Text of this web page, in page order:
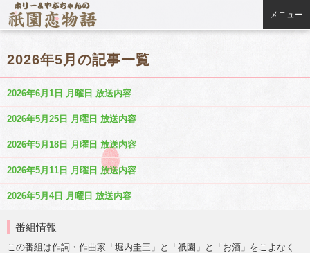
メニュー
2026年5月の記事一覧
2026年6月1日 月曜日 放送内容
2026年5月25日 月曜日 放送内容
2026年5月18日 月曜日 放送内容
2026年5月11日 月曜日 放送内容
2026年5月4日 月曜日 放送内容
番組情報
この番組は作詞・作曲家「堀内圭三」と「祇園」と「お酒」をこよなく